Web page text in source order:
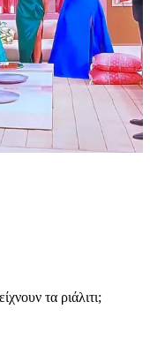
τα ριάλιτι;